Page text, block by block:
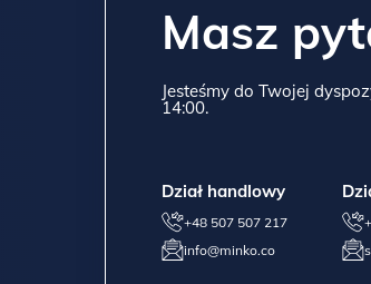
Masz
Jesteśmy do Twojej
14:00.
Dział handlowy
+48 507 507 217
info@minko.co